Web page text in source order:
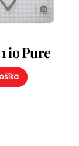
io Pure